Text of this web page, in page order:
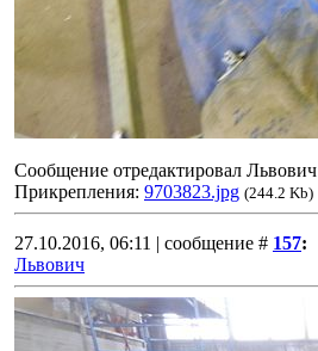
Сообщение отредактировал Львович
Прикрепления: 9703823.jpg (244.2 Kb)
27.10.2016, 06:11 | сообщение # 157:
Львович